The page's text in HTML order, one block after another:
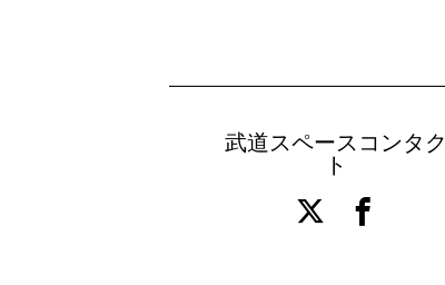
武道スペースコンタク
ト